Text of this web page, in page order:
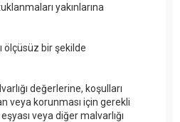
yakınlarına
ölçüsüz bir şekilde
değerlerine, koşulları
veya korunması için gerekli
veya diğer malvarlığı